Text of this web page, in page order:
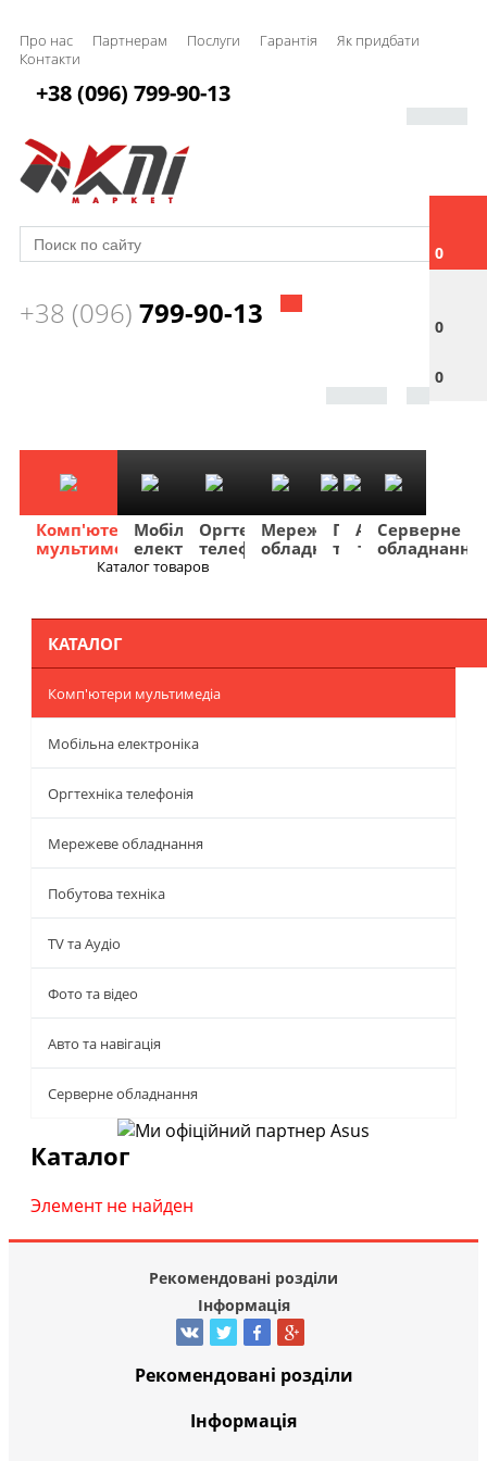
Про нас Партнерам Послуги Гарантія
Як придбати
Контакти
0
0
0
+38 (096) 799-90-13
+38 (096) 799-90-13
Комп'ютери
мультимедіа
Мобільна
електроніка
Оргтехніка
телефонія
Мережеве
обладнання
Побутова
техніка
TV
та
Фото
та
Авто
та
Серверне
обладнання
Каталог товаров
КАТАЛОГ
Комп'ютери мультимедіа
Мобільна електроніка
Оргтехніка телефонія
Мережеве обладнання
Побутова техніка
TV та Аудіо
Фото та відео
Авто та навігація
Серверне обладнання
Каталог
Элемент не найден
Рекомендовані розділи
Інформація
Рекомендовані розділи
Інформація